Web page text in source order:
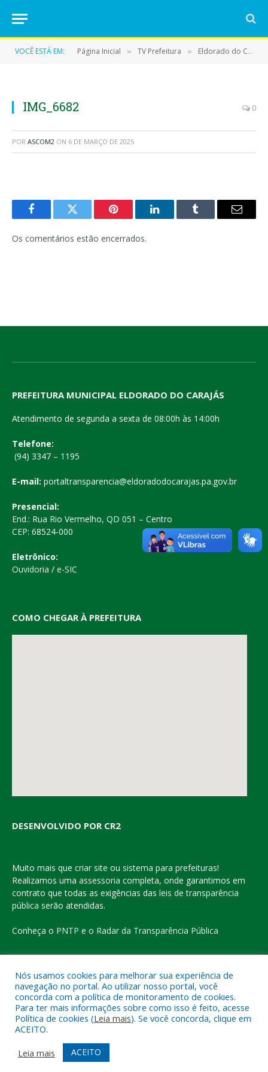
VOCÊ ESTÁ EM: Página Inicial » TV Prefeitura » Eldorado do Carajás retoma cirurgias eletivas
IMG_6682 0
POR ASCOM2 ON 6 DE MARÇO DE 2025
FacebookTwitter Pinterest LinkedInTumblr
E-
Os comentários estão encerrados.
PREFEITURA MUNICIPAL ELDORADO DO CARAJÁS
Atendimento de segunda a sexta de 08:00h às 14:00h
Telefone:
(94) 3347 – 1195
E-mail: portaltransparencia@eldoradodocarajas.pa.gov.br
Presencial:
End.: Rua Rio Vermelho, QD 051 – Centro
CEP: 68524-000
Eletrônico:
Ouvidoria / e-SIC
COMO CHEGAR À PREFEITURA
DESENVOLVIDO POR CR2
Muito mais que criar site ou sistema para prefeituras!
Realizamos uma assessoria completa, onde garantimos em
contrato que todas as exigências das leis de transparência
pública serão atendidas.
Conheça o PNTP e o Radar da Transparência Pública
Todos os direitos reservados a Prefeitura Municipal de Eldorado
do Carajás
Mapa do Site
Acessar o Webmail
Nós usamos cookies para melhorar sua experiência de
navegação no portal. Ao utilizar nosso portal, você
concorda com a política de monitoramento de cookies.
Para ter mais informações sobre como isso é feito, acesse
Política de cookies (Leia mais). Se você concorda, clique em
ACEITO.
Leia mais
ACEITO